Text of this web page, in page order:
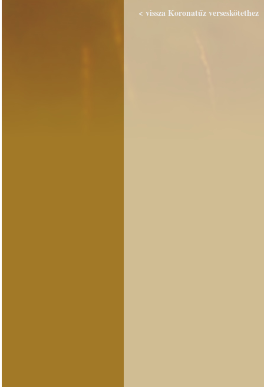
< vissza Koronatűz verseskötethez